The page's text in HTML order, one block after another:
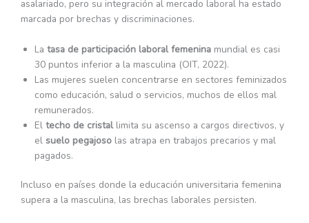
asalariado, pero su integración al mercado laboral ha estado
marcada por brechas y discriminaciones.
La tasa de participación laboral femenina mundial es casi
30 puntos inferior a la masculina (OIT, 2022).
Las mujeres suelen concentrarse en sectores feminizados
como educación, salud o servicios, muchos de ellos mal
remunerados.
El techo de cristallimita su ascenso a cargos directivos, y
el suelo pegajoso las atrapa en trabajos precarios y mal
pagados.
Incluso en países donde la educación universitaria femenina
supera a la masculina, las brechas laborales persisten.